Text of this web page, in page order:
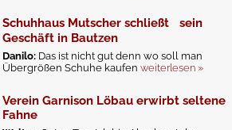
Schuhhaus Mutscher schließt sein
Geschäft in Bautzen
Danilo: Das ist nicht gut denn wo soll man
Übergrößen Schuhe kaufenweiterlesen »
Verein Garnison Löbau erwirbt seltene
Fahne